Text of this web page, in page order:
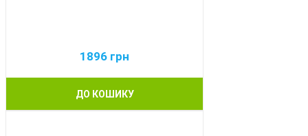
1896 грн
ДО КОШИКУ